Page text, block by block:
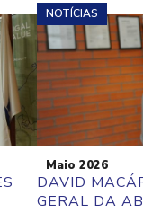
Maio 2026
NOTÍCIAS
DAVID
GERAL DA